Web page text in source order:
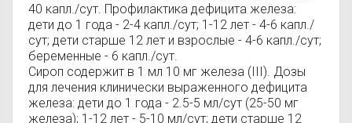
40 капл./сут. Профилактика дефицита железа:
дети до 1 года - 2-4 капл./сут; 1-12 лет - 4-6 капл./
сут; дети старше 12 лет и взрослые - 4-6 капл./сут;
беременные - 6 капл./сут.
Сироп содержит в 1 мл 10 мг железа (III). Дозы
для лечения клинически выраженного дефицита
железа: дети до 1 года - 2.5-5 мл/сут (25-50 мг
железа); 1-12 лет - 5-10 мл/сут; дети старше 12